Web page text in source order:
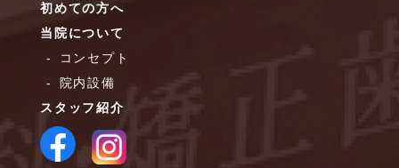
初めての方へ
当院について
コンセプト
院内設備
スタッフ紹介